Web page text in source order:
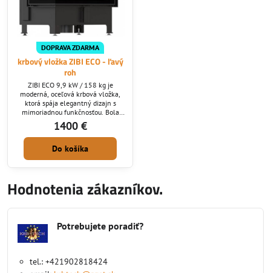
DOPRAVA ZDARMA
krbový vložka ZIBI ECO - ľavý
roh
ZIBI ECO 9,9 kW / 158 kg je
moderná, oceľová krbová vložka,
ktorá spája elegantný dizajn s
mimoriadnou funkčnosťou. Bola
navrhnutá s ohľadom na
najnáročnejších používateľov a
perfektne sa hodí do klasických aj
moderných interiérov. Vďaka
osvedčeným technologickým
riešeniam a obloženiu z
TERMOTEC zaisťuje ZIBI ECO nielen
efektívne a ekologické spaľovanie,
1400 €
Do košíka
Hodnotenia zákazníkov.
Potrebujete poradiť?
tel.: +421902818424